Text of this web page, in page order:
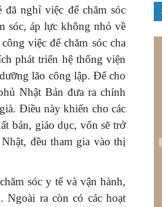
nghỉ việc để chăm sóc
sóc, áp lực không nhỏ về
việc để chăm sóc cha
phát triển hệ thống viện
lão công lập. Để cho
Nhật Bản đưa ra chính
Điều này khiến cho các
bản, giáo dục, vốn sẽ trở
đều tham gia vào thị
sóc y tế và vận hành,
ra còn có các hoạt